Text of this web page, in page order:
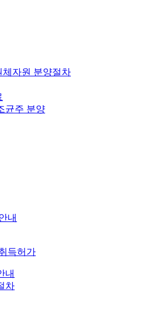
체자원 분양절차
균주 분양
내
득허가
내
차